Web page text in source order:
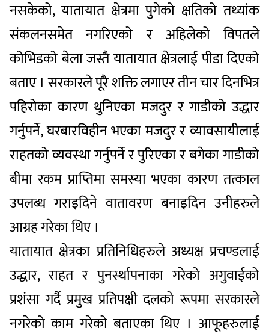
नसकेको, यातायात क्षेत्रमा पुगेको क्षतिको तथ्यांक
संकलनसमेत नगरिएको र अहिलेको विपतले
कोभिडको बेला जस्तै यातायात क्षेत्रलाई पीडा दिएको
बताए । सरकारले पूरै शक्ति लगाएर तीन चार दिनभित्र
पहिरोका कारण थुनिएका मजदुर र गाडीको उद्धार
गर्नुपर्ने, घरबारविहीन भएका मजदुर र व्यावसायीलाई
राहतको व्यवस्था गर्नुपर्ने र पुरिएका र बगेका गाडीको
बीमा रकम प्राप्तिमा समस्या भएका कारण तत्काल
उपलब्ध गराइदिने वातावरण बनाइदिन उनीहरुले
आग्रह गरेका थिए ।
यातायात क्षेत्रका प्रतिनिधिहरुले अध्यक्ष प्रचण्डलाई
उद्धार, राहत र पुनर्स्थापनाका गरेको अगुवाईको
प्रशंसा गर्दै प्रमुख प्रतिपक्षी दलको रूपमा सरकारले
नगरेको काम गरेको बताएका थिए । आफूहरुलाई